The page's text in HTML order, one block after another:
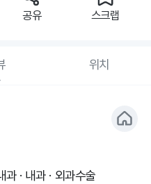
공유 스크랩
위치
과 · 내과 · 외과수술